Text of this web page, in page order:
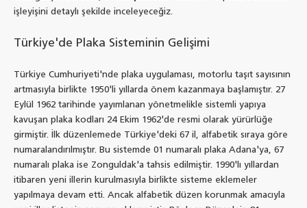
işleyişini detaylı şekilde inceleyeceğiz.
Türkiye'de Plaka Sisteminin Gelişimi
Türkiye Cumhuriyeti'nde plaka uygulaması, motorlu taşıt sayısının
artmasıyla birlikte 1950'li yıllarda önem kazanmaya başlamıştır. 27
Eylül 1962 tarihinde yayımlanan yönetmelikle sistemli yapıya
kavuşan plaka kodları 24 Ekim 1962'de resmi olarak yürürlüğe
girmiştir. İlk düzenlemede Türkiye'deki 67 il, alfabetik sıraya göre
numaralandırılmıştır. Bu sistemde 01 numaralı plaka Adana'ya, 67
numaralı plaka ise Zonguldak'a tahsis edilmiştir. 1990'lı yıllardan
itibaren yeni illerin kurulmasıyla birlikte sisteme eklemeler
yapılmaya devam etti. Ancak alfabetik düzen korunmak amacıyla